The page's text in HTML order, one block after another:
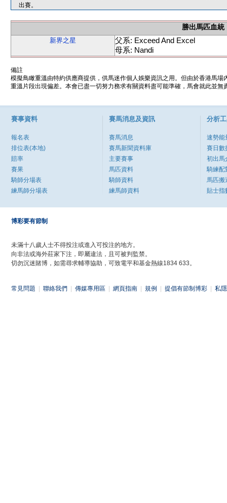
出賽。
勝出馬匹血統
新界之星
父系: Exceed And Excel
母系: Nandi
備註
模擬鳥瞰重溫由特約供應商提供，供馬迷作個人娛樂資訊之用。但由於香港馬
重溫片段出現偏差。本會已盡一切努力務求有關資料盡可能準確，馬會就此並
賽事資料
報名表
排位表(本地)
賠率
賽果
騎師分場表
練馬師分場表
賽馬消息及資訊
賽馬消息
賽馬新聞資料庫
主要賽事
馬匹資料
騎師資料
練馬師資料
分析
速勢能
賽日數
初出馬
騎練配
馬匹搬
貼士指
博彩要有節制
未滿十八歲人士不得投注或進入可投注的地方。
向非法或海外莊家下注，即屬違法，且可被判監禁。
切勿沉迷賭博，如需尋求輔導協助，可致電平和基金熱線1834 633。
常見問題 聯絡我們 傳媒專用區 網頁指南 規例 提倡有節制博彩 私